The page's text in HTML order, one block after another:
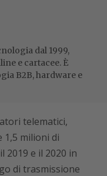
dal 1999,
e cartacee. È
B2B, hardware e
telematici,
1,5 milioni di
2019 e il 2020 in
di trasmissione